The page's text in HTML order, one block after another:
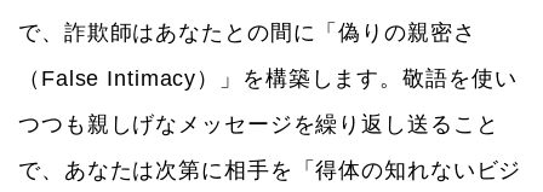
で、詐欺師はあなたとの間に「偽りの親密さ
（False Intimacy）」を構築します。敬語を使い
つつも親しげなメッセージを繰り返し送ること
で、あなたは次第に相手を「得体の知れないビジ